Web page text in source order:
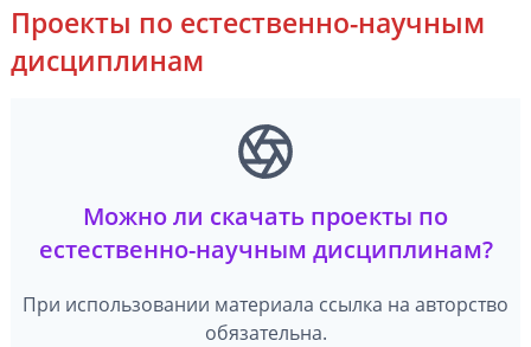
Проекты по естественно-научным
дисциплинам
Можно ли скачать проекты по
естественно-научным дисциплинам?
При использовании материала ссылка на авторство
обязательна.